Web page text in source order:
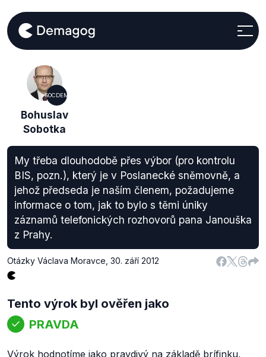
SOCDEM
Bohuslav
Sobotka
My třeba dlouhodobě přes výbor (pro kontrolu
BIS, pozn.), který je v Poslanecké sněmovně, a
jehož předseda je naším členem, požadujeme
informace o tom, jak to bylo s těmi úniky
záznamů telefonických rozhovorů pana Janouška
z Prahy.
Otázky Václava Moravce 30. září 2012
Tento výrok byl ověřen jako
PRAVDA
Výrok hodnotíme jako pravdivý na základě brífinku,